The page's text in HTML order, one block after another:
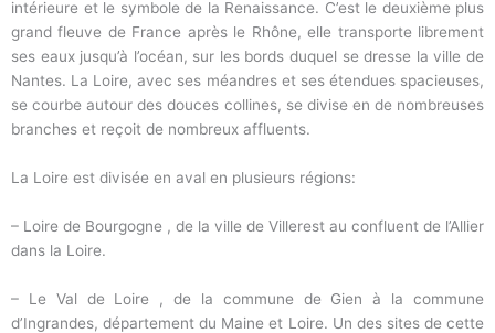
intérieure et le symbole de la Renaissance. C’est le deuxième plus
grand fleuve de France après le Rhône, elle transporte librement
ses eaux jusqu’à l’océan, sur les bords duquel se dresse la ville de
Nantes. La Loire, avec ses méandres et ses étendues spacieuses,
se courbe autour des douces collines, se divise en de nombreuses
branches et reçoit de nombreux affluents.
La Loire est divisée en aval en plusieurs régions:
– Loire de Bourgogne , de la ville de Villerest au confluent de l’Allier
dans la Loire.
– Le Val de Loire , de la commune de Gien à la commune
d’Ingrandes, département du Maine et Loire. Un des sites de cette